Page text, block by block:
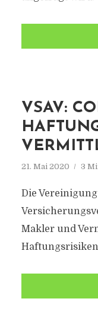
VSAV:
21. Mai 2020 3
Die
Makler und